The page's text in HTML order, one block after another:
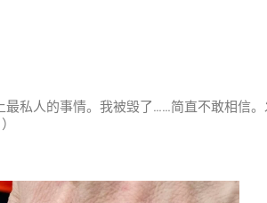
私人的事情。我被毁了……简直不敢相信